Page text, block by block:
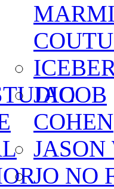
JACOB
COHEN
JASON
JO NO